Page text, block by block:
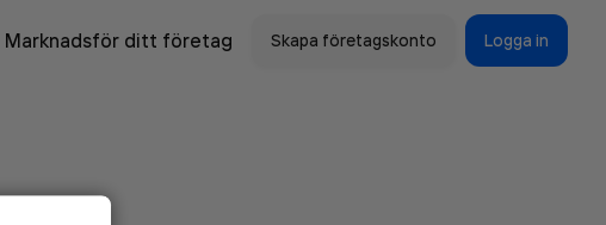
Marknadsför ditt företag Skapa företagskonto Logga in